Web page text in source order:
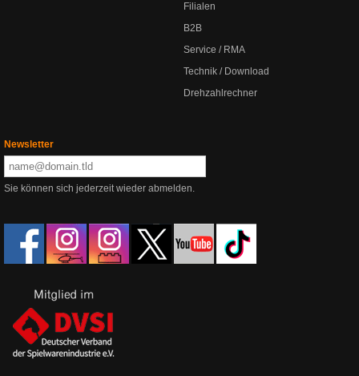
Filialen
B2B
Service / RMA
Technik / Download
Drehzahlrechner
Newsletter
Sie können sich jederzeit wieder abmelden.